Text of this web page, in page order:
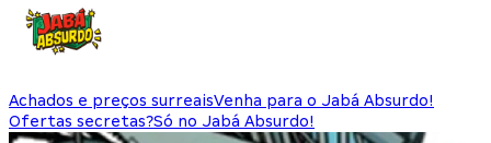
Achados e preços surreaisVenha para o Jabá Absurdo!
Ofertas secretas?Só no Jabá Absurdo!